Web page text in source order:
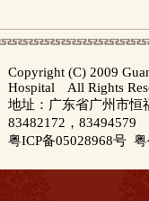
Copyright (C) 2009
Hospital All Rights
地址：广东省广州市
83482172，83494579
粤ICP备05028968号